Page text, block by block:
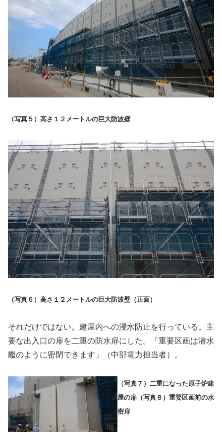
（写真５）高さ１２メートルの巨大防波壁
（写真６）高さ１２メートルの巨大防波壁（正面）
それだけではない。建屋内への浸水防止を行っている。主
要な出入口の扉を二重の防水扉にした。「重要区画は潜水
艦のように密閉できます」（中部電力担当者）。
（写真７）二重になった原子炉建
屋の扉（写真８）重要区画前の水
密扉